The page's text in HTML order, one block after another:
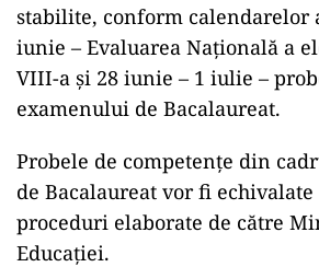
stabilite, conform calendarelor
iunie – Evaluarea Naţională a
VIII-a şi 28 iunie – 1 iulie –
examenului de Bacalaureat.
Probele de competenţe din
de Bacalaureat vor fi
proceduri elaborate de către
Educaţiei.